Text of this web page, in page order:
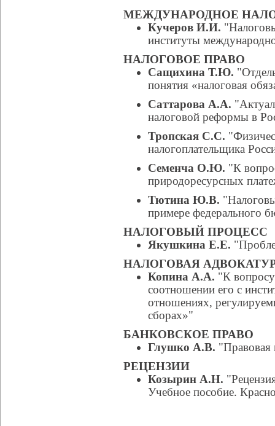
МЕЖДУНАРОДНОЕ
Кучеров И.И.
институты
НАЛОГОВОЕ ПРАВО
Сащихина Т.Ю.
понятия «налоговая
Саттарова А.А.
налоговой реформы в
Тропская С.С.
налогоплательщика
Семенча О.Ю. "К
природоресурсных
Тютина Ю.В.
примере федерального
НАЛОГОВЫЙ ПРОЦЕСС
Якушкина Е.Е.
НАЛОГОВАЯ
Копина А.А. "К
соотношении его с
отношениях,
сборах»"
БАНКОВСКОЕ ПРАВО
Глушко А.В. "Правовая
РЕЦЕНЗИИ
Козырин А.Н.
Учебное пособие.